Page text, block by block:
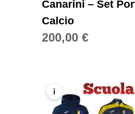
Canarini – Set
Calcio
200,00€
i